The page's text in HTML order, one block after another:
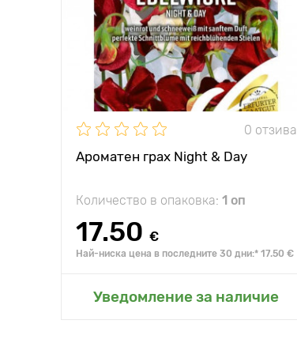
0 отзива
Ароматен грах Night & Day
Количество в опаковка: 1 оп
17.50 €
Най-ниска цена в последните 30 дни:* 17.50 €
Уведомление за наличие
Височина на
растението
150 - 200 см
Разстояние между
растенията
30 - 40 см
Добавяне в моята градина